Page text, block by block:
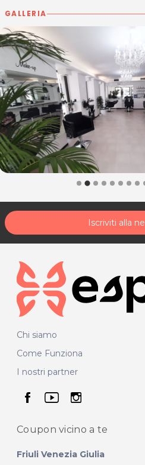
GALLERIA
Iscriviti alla
Chi siamo
Come Funziona
I nostri partner
seguici su
seguici su
seguici
Coupon vicino a te
Friuli Venezia Giulia